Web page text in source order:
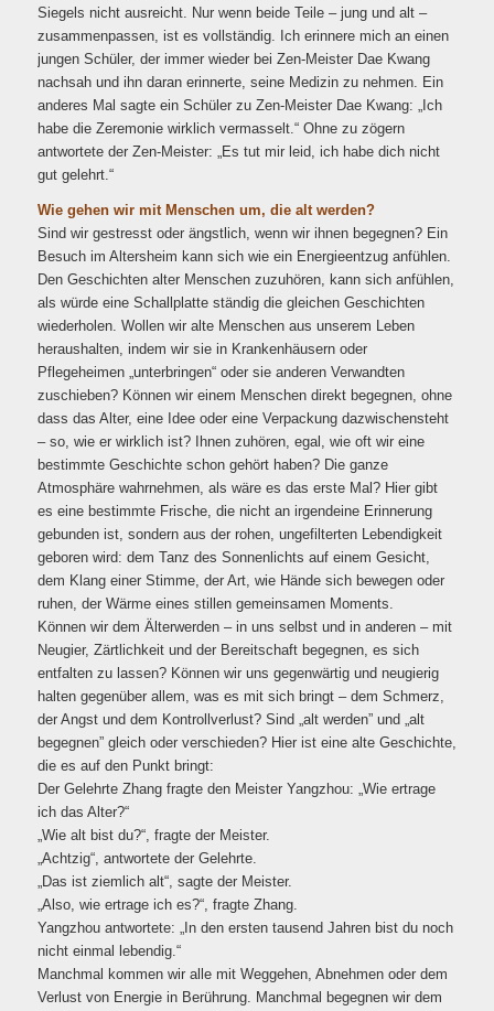
Siegels nicht ausreicht. Nur wenn beide Teile – jung und alt –
zusammenpassen, ist es vollständig. Ich erinnere mich an einen
jungen Schüler, der immer wieder bei Zen-Meister Dae Kwang
nachsah und ihn daran erinnerte, seine Medizin zu nehmen. Ein
anderes Mal sagte ein Schüler zu Zen-Meister Dae Kwang: „Ich
habe die Zeremonie wirklich vermasselt.“ Ohne zu zögern
antwortete der Zen-Meister: „Es tut mir leid, ich habe dich nicht
gut gelehrt.“
Wie gehen wir mit Menschen um, die alt werden?
Sind wir gestresst oder ängstlich, wenn wir ihnen begegnen? Ein
Besuch im Altersheim kann sich wie ein Energieentzug anfühlen.
Den Geschichten alter Menschen zuzuhören, kann sich anfühlen,
als würde eine Schallplatte ständig die gleichen Geschichten
wiederholen. Wollen wir alte Menschen aus unserem Leben
heraushalten, indem wir sie in Krankenhäusern oder
Pflegeheimen „unterbringen“ oder sie anderen Verwandten
zuschieben? Können wir einem Menschen direkt begegnen, ohne
dass das Alter, eine Idee oder eine Verpackung dazwischensteht
– so, wie er wirklich ist? Ihnen zuhören, egal, wie oft wir eine
bestimmte Geschichte schon gehört haben? Die ganze
Atmosphäre wahrnehmen, als wäre es das erste Mal? Hier gibt
es eine bestimmte Frische, die nicht an irgendeine Erinnerung
gebunden ist, sondern aus der rohen, ungefilterten Lebendigkeit
geboren wird: dem Tanz des Sonnenlichts auf einem Gesicht,
dem Klang einer Stimme, der Art, wie Hände sich bewegen oder
ruhen, der Wärme eines stillen gemeinsamen Moments.
Können wir dem Älterwerden – in uns selbst und in anderen – mit
Neugier, Zärtlichkeit und der Bereitschaft begegnen, es sich
entfalten zu lassen? Können wir uns gegenwärtig und neugierig
halten gegenüber allem, was es mit sich bringt – dem Schmerz,
der Angst und dem Kontrollverlust? Sind „alt werden” und „alt
begegnen” gleich oder verschieden? Hier ist eine alte Geschichte,
die es auf den Punkt bringt:
Der Gelehrte Zhang fragte den Meister Yangzhou: „Wie ertrage
ich das Alter?“
„Wie alt bist du?“, fragte der Meister.
„Achtzig“, antwortete der Gelehrte.
„Das ist ziemlich alt“, sagte der Meister.
„Also, wie ertrage ich es?“, fragte Zhang.
Yangzhou antwortete: „In den ersten tausend Jahren bist du noch
nicht einmal lebendig.“
Manchmal kommen wir alle mit Weggehen, Abnehmen oder dem
Verlust von Energie in Berührung. Manchmal begegnen wir dem